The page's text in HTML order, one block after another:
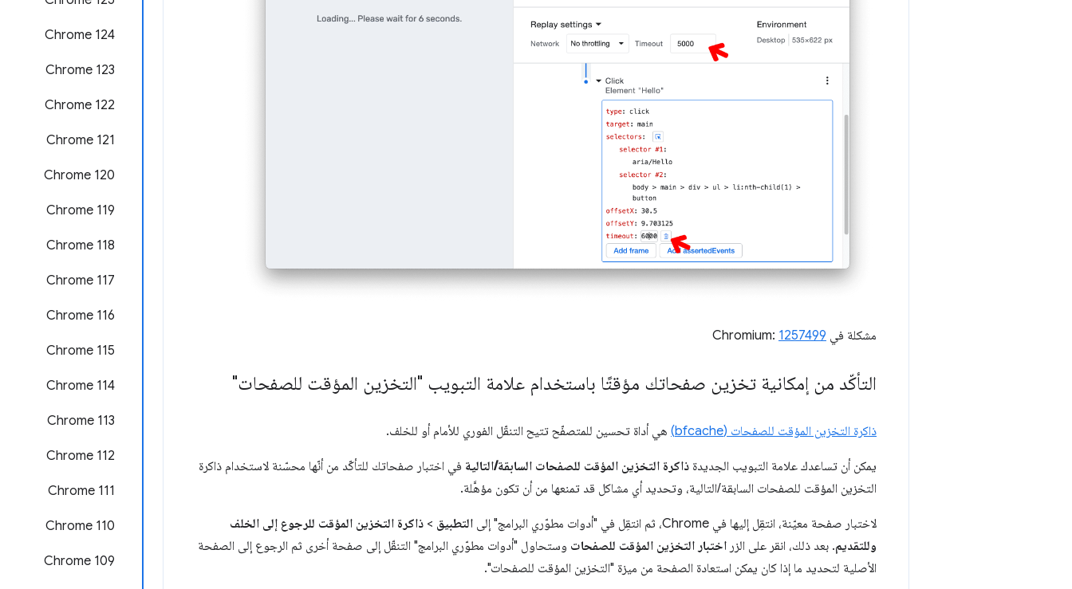
Chrome 124
Chrome 123
‫Chrome 122
‫Chrome 121
‫Chrome 120
‫Chrome 119
Chrome 118
‫Chrome 117
Chrome 116
Chrome 115
Chrome 114
Chrome 113
‫Chrome 112
‫Chrome 111
Chrome 110
Chrome 109
مشكلة في Chromium: 1257499
التأكّد من إمكانية تخزين صفحاتك مؤقتًا باستخدام علامة التبويب "التخزين المؤقت للصفحات"
ذاكرة التخزين المؤقت للصفحات (bfcache) هي أداة تحسين للمتصفّح تتيح التنقّل الفوري للأمام أو للخلف.
يمكن أن تساعدك علامة التبويب الجديدة ذاكرة التخزين المؤقت للصفحات السابقة/التالية في اختبار صفحاتك للتأكّد من أنّها محسّنة لاستخدام ذاكرة
التخزين المؤقت للصفحات السابقة/التالية، وتحديد أي مشاكل قد تمنعها من أن تكون مؤهَّلة.
لاختبار صفحة معيّنة، انتقِل إليها في Chrome، ثم انتقِل في "أدوات مطوّري البرامج" إلى التطبيق > ذاكرة التخزين المؤقت للرجوع إلى الخلف
وللتقديم. بعد ذلك، انقر على الزر اختبار التخزين المؤقت للصفحات وستحاول "أدوات مطوّري البرامج" التنقّل إلى صفحة أخرى ثم الرجوع إلى الصفحة
الأصلية لتحديد ما إذا كان يمكن استعادة الصفحة من ميزة "التخزين المؤقت للصفحات".